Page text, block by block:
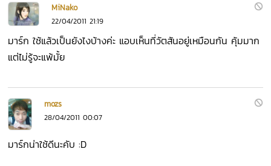
MiNako
22/04/2011 21:19
มาร์ก ใช้แล้วเป็นยังไงบ้างค่ะ แอบเห็นที่วัตสันอยู่เหมือนกัน คุ้มมาก
แต่ไม่รู้จะแพ้มั้ย
mozs
28/04/2011 00:07
มาร์กน่าใช้ดีนะคับ :D